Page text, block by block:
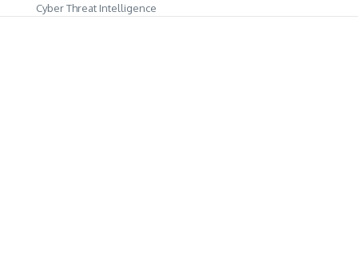
Cyber Threat Intelligence